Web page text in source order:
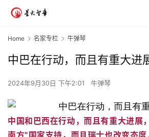
Home 名家专栏 牛弹琴
中巴在行动，而且有重大进
2024年9月30日 下午2:01 牛弹琴
中国和巴西在行动，而且有重大进展